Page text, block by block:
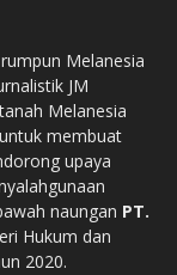
Melanesia
JM
Melanesia
membuat
upaya
naungan PT.
Hukum dan
2020.